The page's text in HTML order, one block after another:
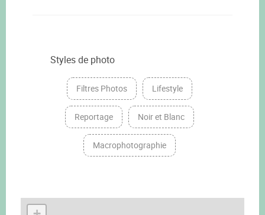
Styles de photo
Filtres Photos Lifestyle
Reportage Noir et Blanc
Macrophotographie